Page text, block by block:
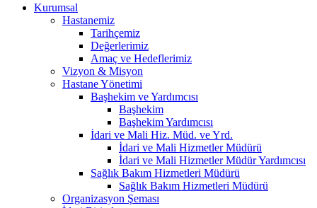
Kurumsal
Hastanemiz
Tarihçemiz
Değerlerimiz
Amaç ve Hedeflerimiz
Vizyon & Misyon
Hastane Yönetimi
Başhekim ve Yardımcısı
Başhekim
Başhekim Yardımcısı
İdari ve Mali Hiz. Müd. ve Yrd.
İdari ve Mali Hizmetler Müdürü
İdari ve Mali Hizmetler Müdür Yardımcısı
Sağlık Bakım Hizmetleri Müdürü
Sağlık Bakım Hizmetleri Müdürü
Organizasyon Şeması